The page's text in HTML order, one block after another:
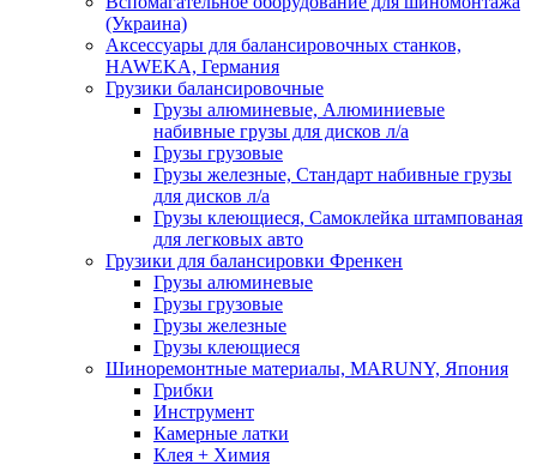
(Украина)
Аксессуары для балансировочных станков,
HAWEKA, Германия
Грузики балансировочные
Грузы алюминевые, Алюминиевые
набивные грузы для дисков л/а
Грузы грузовые
Грузы железные, Cтандарт набивные грузы
для дисков л/а
Грузы клеющиеся, Самоклейка штампованая
для легковых авто
Грузики для балансировки Френкен
Грузы алюминевые
Грузы грузовые
Грузы железные
Грузы клеющиеся
Шиноремонтные материалы, MARUNY, Япония
Грибки
Инструмент
Камерные латки
Клея + Химия